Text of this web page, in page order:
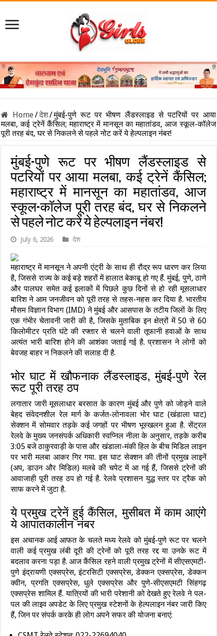
Home/देश/मुंबई-पुणे रूट पर भीषण लैंडस्लाइड से पटरियों पर आया
मलबा, कई ट्रेनें कैंसिल; महाराष्ट्र में मानसून का महातांडव, आज स्कूल-कॉलेज
पूरी तरह बंद, घर से निकलने से पहले नोट करें ये हेल्पलाइन नंबर!
मुंबई-पुणे रूट पर भीषण लैंडस्लाइड से
पटरियों पर आया मलबा, कई ट्रेनें कैंसिल;
महाराष्ट्र में मानसून का महातांडव, आज
स्कूल-कॉलेज पूरी तरह बंद, घर से निकलने
से पहले नोट करें ये हेल्पलाइन नंबर!
July 6, 2026 देश
महाराष्ट्र में मानसून ने अपनी एंट्री के साथ ही रौद्र रूप धारण कर लिया
है, जिससे राज्य के कई बड़े शहरों में हालात बेकाबू हो गए हैं. मुंबई, पुणे, ठाणे
और पालघर समेत कई इलाकों में पिछले कुछ दिनों से हो रही मूसलाधार
बारिश ने आम जनजीवन को पूरी तरह से तहस-नहस कर दिया है. भारतीय
मौसम विज्ञान विभाग (IMD) ने मुंबई और आसपास के तटीय जिलों के लिए
एक गंभीर चेतावनी जारी की है, जिसके मुताबिक इन क्षेत्रों में 50 से 60
किलोमीटर प्रति घंटे की रफ्तार से चलने वाली तूफानी हवाओं के साथ
अत्यंत भारी बारिश होने की आशंका जताई गई है. प्रशासन ने लोगों को
बेवजह बाहर न निकलने की सलाह दी है.
भोर घाट में खौफनाक लैंडस्लाइड, मुंबई-पुणे रेल
रूट पूरी तरह ठप
लगातार जारी मूसलाधार बरसात के कारण मुंबई और पुणे को जोड़ने वाले
बेहद संवेदनशील रेल मार्ग के कर्जत-लोनावला भोर घाट (खंडाला घाट)
सेक्शन में सोमवार तड़के कई जगहों पर भीषण भूस्खलन हुआ है. सेंट्रल
रेलवे के मुख्य जनसंपर्क अधिकारी स्वप्निल नीला के अनुसार, तड़के करीब
3:05 बजे ठाकुरवाड़ी के पास और खंडाला-मंकी हिल के बीच मिडिल लाइन
पर भारी मलबा आकर गिर गया. इस घाट सेक्शन की तीनों प्रमुख लाइनें
(अप, डाउन और मिडिल) मलबे की चपेट में आ गई हैं, जिससे ट्रेनों की
आवाजाही पूरी तरह ठप हो गई है. रेलवे प्रशासन युद्ध स्तर पर ट्रैक को
साफ करने में जुटा है.
ये प्रमुख ट्रेनें हुई कैंसिल, मुसीबत में काम आएंगे
ये आपातकालीन नंबर
इस अचानक आई आफत के चलते मध्य रेलवे को मुंबई-पुणे रूट पर चलने
वाली कई प्रमुख लंबी दूरी की ट्रेनों को पूरी तरह रद्द या उनके रूट में
बदलाव करना पड़ा है. आज कैंसिल रहने वाली प्रमुख ट्रेनों में सीएसएमटी-
पुणे इंद्रायणी एक्सप्रेस, इंटरसिटी एक्सप्रेस, डेक्कन एक्सप्रेस, डेक्कन
क्वीन, प्रगति एक्सप्रेस, धुले एक्सप्रेस और पुणे-सीएसएमटी सिंहगढ़
एक्सप्रेस शामिल हैं. यात्रियों की भारी परेशानी को देखते हुए रेलवे ने पल-
पल की लाइव अपडेट के लिए प्रमुख स्टेशनों के हेल्पलाइन नंबर जारी किए
हैं, जिन पर संपर्क करके ही लोग अपने सफर की योजना बनाएं: